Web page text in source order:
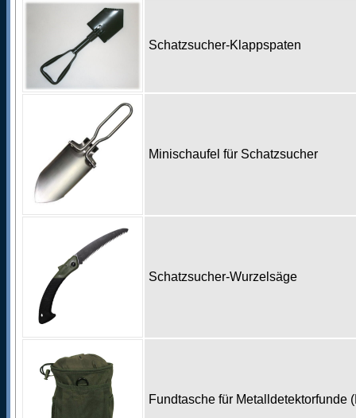
Schatzsucher-Klappspaten
Minischaufel für Schatzsucher
Schatzsucher-Wurzelsäge
Fundtasche für